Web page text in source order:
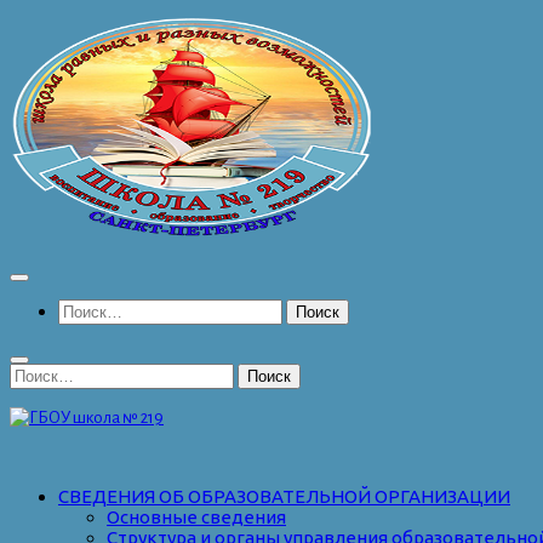
содержимому
Найти:
Найти:
СВЕДЕНИЯ ОБ ОБРАЗОВАТЕЛЬНОЙ ОРГАНИЗАЦИИ
Основные сведения
Структура и органы управления